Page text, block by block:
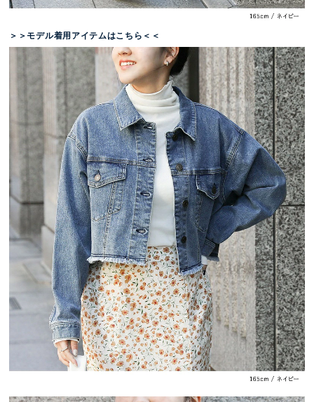
＞＞モデル着用アイテムはこちら＜＜